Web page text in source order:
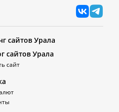
сайтов Урала
сайтов Урала
сайт